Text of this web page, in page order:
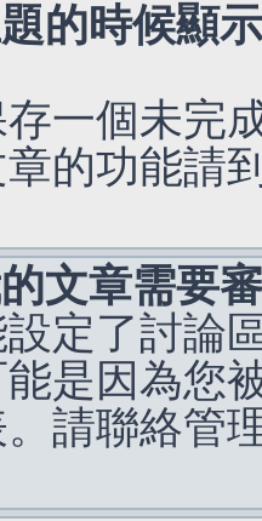
的時候顯
一個未完
的功能請
文章需要
定了討論
是因為您
請聯絡管